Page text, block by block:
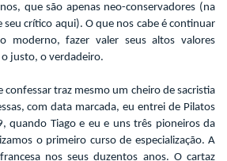
que são apenas neo-conservadores (na
seu crítico aqui). O que nos cabe é continuar
moderno, fazer valer seus altos valores
justo, o verdadeiro.
confessar traz mesmo um cheiro de sacristia
com data marcada, eu entrei de Pilatos
quando Tiago e eu e uns três pioneiros da
o primeiro curso de especialização. A
nos seus duzentos anos. O cartaz